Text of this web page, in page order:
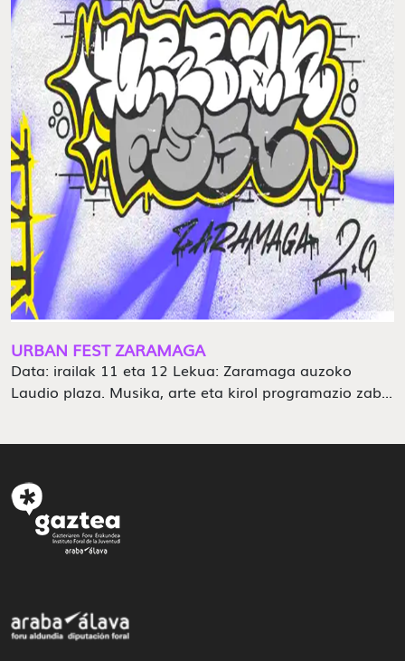
URBAN FEST ZARAMAGA
Data: irailak 11 eta 12 Lekua: Zaramaga auzoko
Laudio plaza. Musika, arte eta kirol programazio zab...